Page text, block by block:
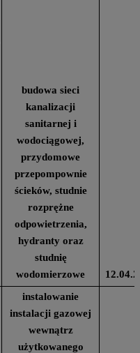
budowa sieci
kanalizacji
sanitarnej i
wodociągowej,
przydomowe
przepompownie
ścieków, studnie
rozprężne
odpowietrzenia,
hydranty oraz
studnię
wodomierzowe
instalowanie
instalacji gazowej
wewnątrz
użytkowanego